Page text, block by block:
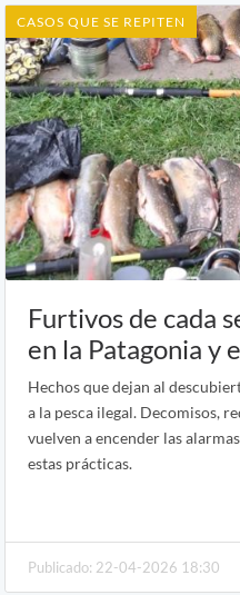
CASOS QUE SE REPITEN
Furtivos de cada
en la Patagonia y
Hechos que dejan al
a la pesca ilegal. Decomisos,
vuelven a encender las
estas prácticas.
Publicado: 22-04-2026 18:30